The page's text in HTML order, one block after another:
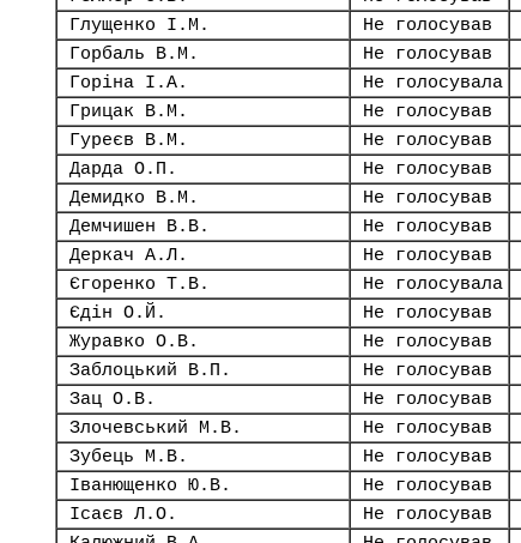
Глущенко І.М.
Не голосував
Горбаль В.М.
Не голосував
Горіна І.А.
Не голосувала
Грицак В.М.
Не голосував
Гуреєв В.М.
Не голосував
Дарда О.П.
Не голосував
Демидко В.М.
Не голосував
Демчишен В.В.
Не голосував
Деркач А.Л.
Не голосував
Єгоренко Т.В.
Не голосувала
Єдін О.Й.
Не голосував
Журавко О.В.
Не голосував
Заблоцький В.П.
Не голосував
Зац О.В.
Не голосував
Злочевський М.В.
Не голосував
Зубець М.В.
Не голосував
Іванющенко Ю.В.
Не голосував
Ісаєв Л.О.
Не голосував